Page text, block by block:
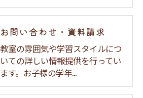
お問い合わせ・資料請求
教室の雰囲気や学習スタイルにつ
いての詳しい情報提供を行ってい
ます。お子様の学年…